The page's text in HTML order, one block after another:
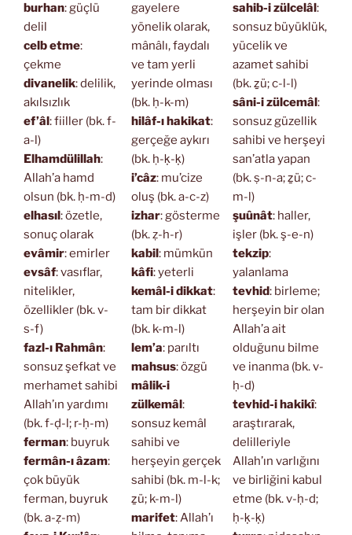
burhan: güçlü
delil
celb etme:
çekme
divanelik: delilik,
akılsızlık
ef’âl : fiiller (bk. f-
a-l)
Elhamdülillah:
Allah’a hamd
olsun (bk. ḥ-m-d)
elhasıl : özetle,
sonuç olarak
evâmir: emirler
evsâf: vasıflar,
nitelikler,
özellikler (bk. v-
s-f)
fazl-ı Rahmân:
sonsuz şefkat ve
merhamet sahibi
Allah’ın yardımı
(bk. f-ḍ-l; r-ḥ-m)
ferman: buyruk
fermân-ı âzam:
çok büyük
ferman, buyruk
(bk. a-ẓ-m)
gayelere
yönelik olarak,
mânâlı, faydalı
ve tam yerli
yerinde olması
(bk. ḥ-k-m)
hilâf-ı hakikat:
gerçeğe aykırı
(bk. ḥ-ḳ-ḳ)
i’câz: mu’cize
oluş (bk. a-c-z)
izhar: gösterme
(bk. ẓ-h-r)
kabil : mümkün
kâfi: yeterli
kemâl-i dikkat:
tam bir dikkat
(bk. k-m-l)
lem’a: parıltı
mahsus: özgü
mâlik-i
zülkemâl :
sonsuz kemâl
sahibi ve
herşeyin gerçek
sahibi (bk. m-l-k;
ẕü; k-m-l)
marifet: Allah’ı
sahib-i zülcelâl :
sonsuz büyüklük,
yücelik ve
azamet sahibi
(bk. ẕü; c-l-l)
sâni-i zülcemâl :
sonsuz güzellik
sahibi ve herşeyi
san’atla yapan
(bk. ṣ-n-a; ẕü; c-
m-l)
şuûnât: haller,
işler (bk. ş-e-n)
tekzip:
yalanlama
tevhid: birleme;
herşeyin bir olan
Allah’a ait
olduğunu bilme
ve inanma (bk. v-
ḥ-d)
tevhid-i hakikî:
araştırarak,
delilleriyle
Allah’ın varlığını
ve birliğini kabul
etme (bk. v-ḥ-d;
ḥ-ḳ-ḳ)